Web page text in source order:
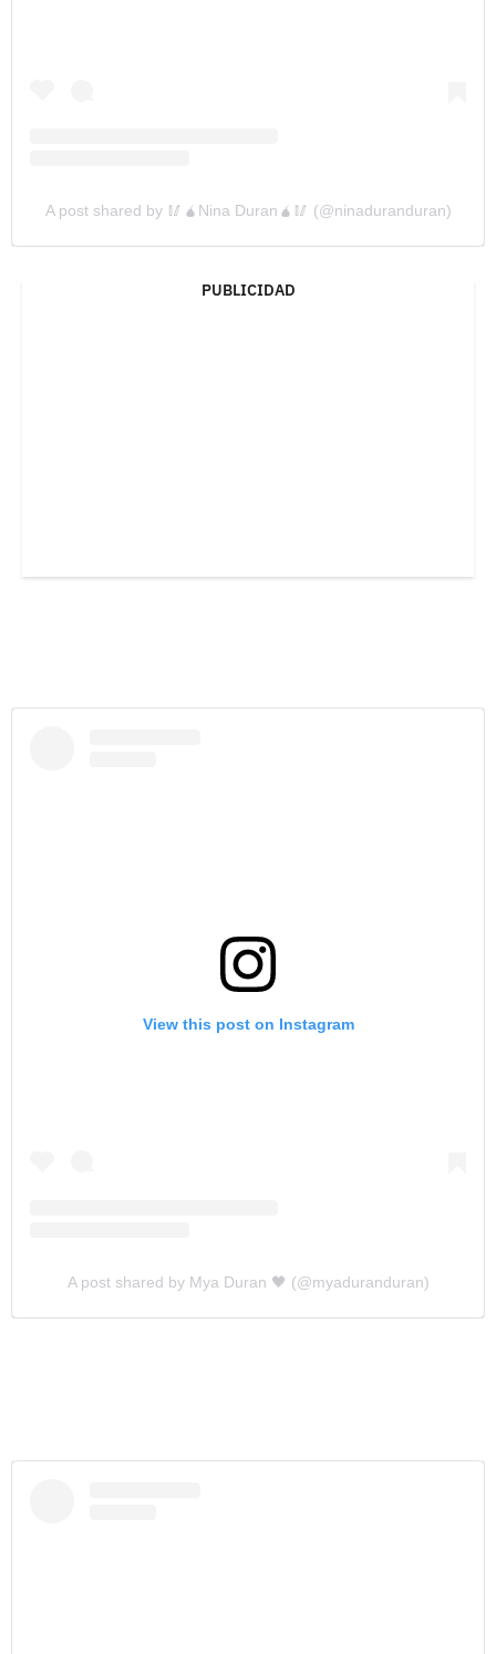
A post shared by 🥢🧉Nina Duran🧉🥢 (@ninaduranduran)
PUBLICIDAD
View this post on Instagram
A post shared by Mya Duran 🖤 (@myaduranduran)